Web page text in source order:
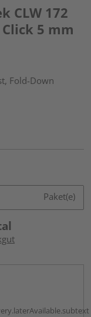
CLW 172
Click 5 mm
Fold-Down
Paket(e)